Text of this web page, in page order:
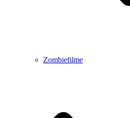
Zombiefilme